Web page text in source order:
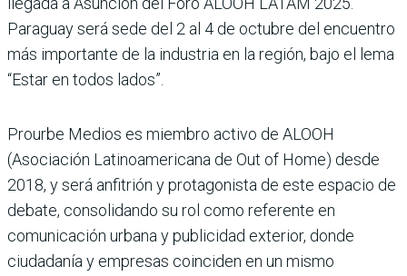
Paraguay será sede del 2 al 4 de octubre del encuentro
más importante de la in­dustria en la región, bajo el lema
“Estar en todos lados”.
Prourbe Medios es miembro activo de ALOOH
(Asociación Latinoameri­cana de Out of Home) desde
2018, y será anfitrión y protagonista de este espacio de
debate, consolidando su rol como referente en
comunicación urbana y publicidad exterior, donde
ciudadanía y empresas coinciden en un mismo